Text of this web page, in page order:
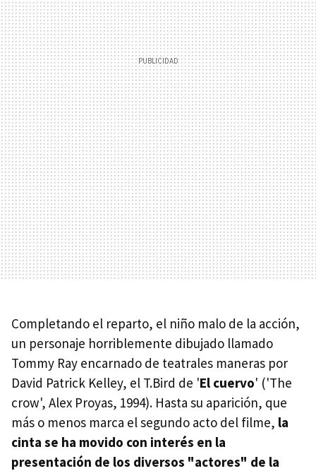
Completando el reparto, el niño malo de la acción,
un personaje horriblemente dibujado llamado
Tommy Ray encarnado de teatrales maneras por
David Patrick Kelley, el T.Bird de 'El cuervo' ('The
crow', Alex Proyas, 1994). Hasta su aparición, que
más o menos marca el segundo acto del filme, la
cinta se ha movido con interés en la
presentación de los diversos "actores" de la